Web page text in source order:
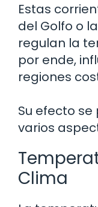
Estas
del Golfo o
regulan la
por ende,
regiones
Su efecto
varios
Clima